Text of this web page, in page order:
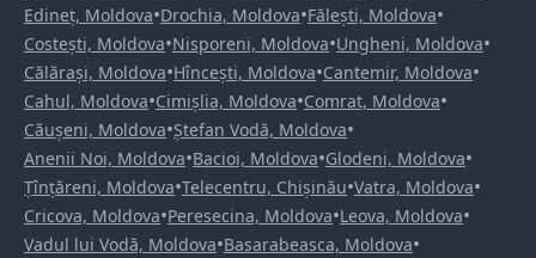
Edineț, Moldova•Drochia, Moldova•Fălești, Moldova•
Costești, Moldova•Nisporeni, Moldova•Ungheni, Moldova•
Călărași, Moldova•Hîncești, Moldova•Cantemir, Moldova•
Cahul, Moldova•Cimișlia, Moldova•Comrat, Moldova•
Căușeni, Moldova•Ștefan Vodă, Moldova•
Anenii Noi, Moldova•Bacioi, Moldova•Glodeni, Moldova•
Țînțăreni, Moldova•Telecentru, Chișinău•Vatra, Moldova•
Cricova, Moldova•Peresecina, Moldova•Leova, Moldova•
Vadul lui Vodă, Moldova•Basarabeasca, Moldova•